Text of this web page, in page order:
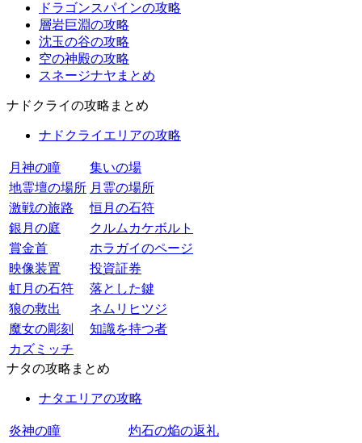
ドラゴンスパインの攻略
層岩巨淵の攻略
沈玉の谷の攻略
空の神殿の攻略
スネージナヤまとめ
ナドクライの攻略まとめ
ナドクライエリアの攻略
月神の瞳
集いの場
地霊壇の場所 月霊の場所
激戦の旅路
恒月の石符
銀月の庭
クルムカケボルト
賞金首
ホラガイのページ
映像装置
投資証券
虹月の石符
落とした鍵
狼の救出
ネムリヒツジ
魔女の彫刻
知識を持つ者
カズミッチ
ナタの攻略まとめ
ナタエリアの攻略
炎神の瞳
灼石の焔の返礼